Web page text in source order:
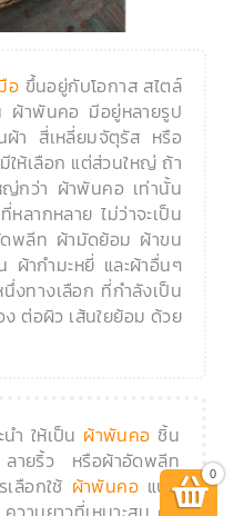
อ ขึ้นอยู่กับโอกาส สไตล์
ผ้าพันคอ มีอยู่หลายรูป
ผ้า สี่เหลี่ยมจัตุรัส หรือ
ให้เลือก แต่ส่วนใหญ่ ถ้า
ญ่กว่า ผ้าพันคอ เท่านั้น
ลากหลาย ไม่ว่าจะเป็น
พลีท ผ้ามัดย้อม ผ้าขน
ผ้ากำมะหยี่ และผ้าอื่นๆ
งทางเลือก ที่กำลังเป็น
ง ต่อผิว เส้นใยย้อม ด้วย
ำ ให้เป็น ผ้าพันคอ ชิ้น
ายริ้ว หรือผ้าอัดพลีท
เลือกใช้ ผ้าพันคอ แบบ
วามยาวที่เหมาะสม คือ
0